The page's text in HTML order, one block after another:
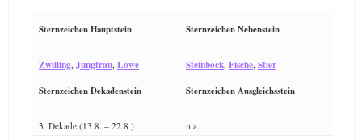
Sternzeichen Hauptstein Sternzeichen Nebenstein
Zwilling Jungfrau Löwe Steinbock Fische Stier
Sternzeichen Dekadenstein Sternzeichen Ausgleichsstein
3. Dekade (13.8. – 22.8.) n.a.